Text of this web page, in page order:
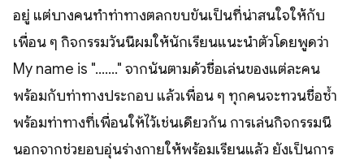
อยู่ แต่บางคนทำท่าทางตลกขบขันเป็นที่น่าสนใจให้กับ
เพื่อน ๆ กิจกรรมวันนี้ผมให้นักเรียนแนะนำตัวโดยพูดว่า
My name is "......." จากนั้นตามด้วชื่อเล่นของแต่ละคน
พร้อมกับท่าทางประกอบ แล้วเพื่อน ๆ ทุกคนจะทวนชื่อซ้ำ
พร้อมท่าทางที่เพื่อนให้ไว้เช่นเดียวกัน การเล่นกิจกรรมนี้
นอกจากช่วยอบอุ่นร่างกายให้พร้อมเรียนแล้ว ยังเป็นการ